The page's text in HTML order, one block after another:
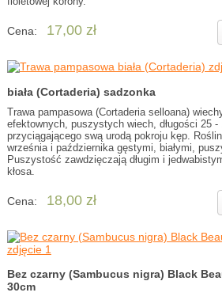
Cena: 17,00 zł
biała (Cortaderia) sadzonka
Trawa pampasowa (Cortaderia selloana)
efektownych, puszystych wiech, długości 25 -
przyciągającego swą urodą pokroju kęp.
września i października gęstymi, białymi,
Puszystość zawdzięczają długim i
kłosa.
Cena: 18,00 zł
Bez czarny (Sambucus nigra) Black
30cm